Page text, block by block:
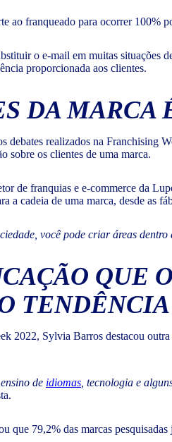
ao franqueado para ocorrer 100%
o e-mail em muitas situações
proporcionada aos clientes.
DA MARCA
realizados na Franchising
sobre os clientes de uma marca.
de franquias e e-commerce da
a cadeia de uma marca, desde as
você pode criar áreas
QUE
2022, Sylvia Barros destacou
de idiomas, tecnologia e
que 79,2% das marcas